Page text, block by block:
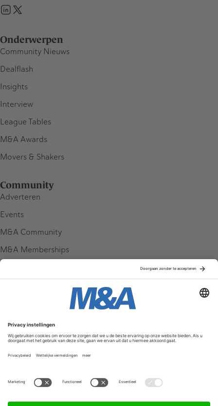
Onderwerpen
Community Nieuws
Dealflash
Insights
Interview
League Tables
M&A Awards
Movers & Shakers
Community
Adverteren
Events
M&A Community
M&A Memberships
Service & Contact
Contact
FAQ
Werken bij ons